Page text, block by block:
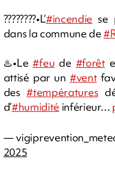
????????•L’#incendie se
dans la commune de
♨️•Le#feu de #forêt
attisé par un #vent
des#températures
d’#humidité inférieur…
—
2025